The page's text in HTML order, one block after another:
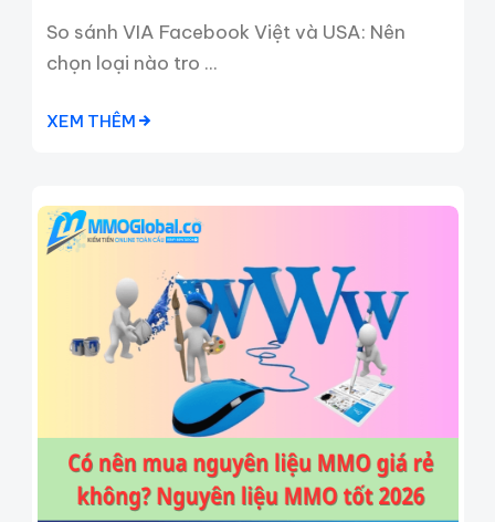
So sánh VIA Facebook Việt và USA: Nên
chọn loại nào tro ...
XEM THÊM